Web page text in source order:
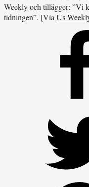
Weekly och tillägger: ”Vi
tidningen”. [Via Us